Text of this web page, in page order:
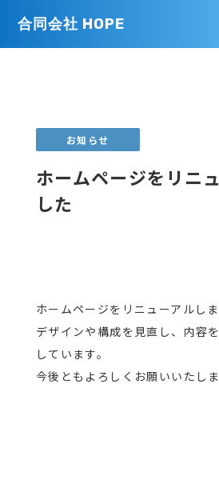
合同会社 HOPE
お知らせ
ホームページをリニ
した
ホームページをリニューアルしま
デザインや構成を見直し、内容
しています。
今後ともよろしくお願いいたしま